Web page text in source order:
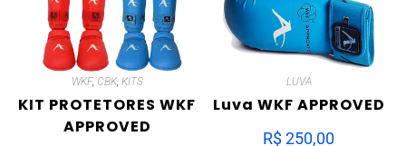
WKF, CBK, KITS
KIT PROTETORES WKF
APPROVED
LUVA
Luva WKF APPROVED
R$250,00